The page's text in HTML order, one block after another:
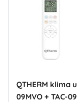
QTHERM klima
09MVO + TAC-